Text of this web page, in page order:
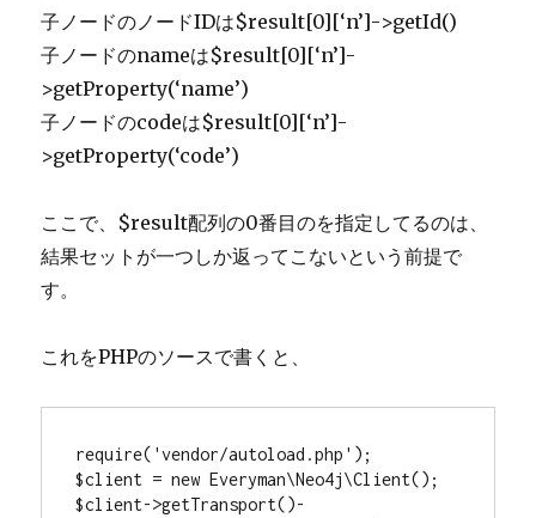
子ノードのノードIDは$result[0][‘n’]->getId()
子ノードのnameは$result[0][‘n’]-
>getProperty(‘name’)
子ノードのcodeは$result[0][‘n’]-
>getProperty(‘code’)
ここで、$result配列の0番目のを指定してるのは、
結果セットが一つしか返ってこないという前提で
す。
これをPHPのソースで書くと、
require('vendor/autoload.php');
$client = new Everyman\Neo4j\Client();
$client->getTransport()-